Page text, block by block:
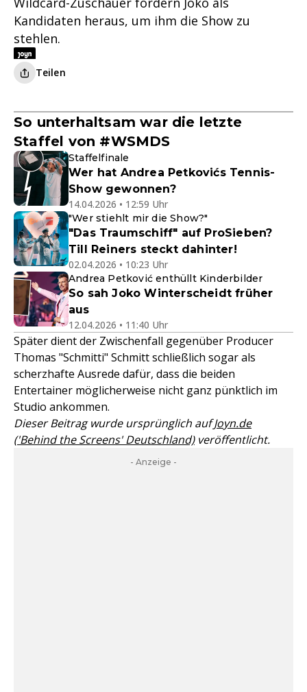
Kandidaten heraus, um ihm die Show zu
stehlen.
Teilen
So unterhaltsam war die letzte
Staffel von #WSMDS
Staffelfinale
Wer hat Andrea Petkovićs Tennis-
Show gewonnen?
14.04.2026 • 12:59 Uhr
"Wer stiehlt mir die Show?"
"Das Traumschiff" auf ProSieben?
Till Reiners steckt dahinter!
02.04.2026 • 10:23 Uhr
Andrea Petković enthüllt Kinderbilder
So sah Joko Winterscheidt früher
aus
12.04.2026 • 11:40 Uhr
Später dient der Zwischenfall gegenüber Producer
Thomas "Schmitti" Schmitt schließlich sogar als
scherzhafte Ausrede dafür, dass die beiden
Entertainer möglicherweise nicht ganz pünktlich im
Studio ankommen.
Dieser Beitrag wurde ursprünglich aufJoyn.de
('Behind the Screens' Deutschland)veröffentlicht.
- Anzeige -